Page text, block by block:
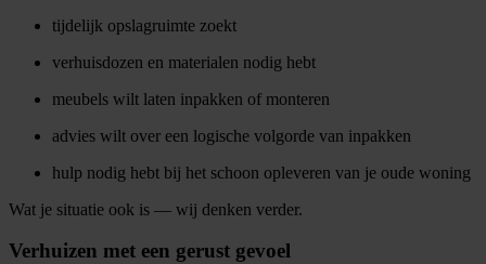
tijdelijk opslagruimte zoekt
verhuisdozen en materialen nodig hebt
meubels wilt laten inpakken of monteren
advies wilt over een logische volgorde van inpakken
hulp nodig hebt bij het schoon opleveren van je oude woning
Wat je situatie ook is — wij denken verder.
Verhuizen met een gerust gevoel